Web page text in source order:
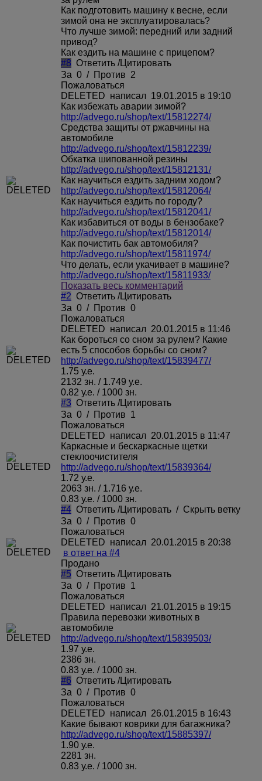
Как подготовить машину к весне, если
зимой она не эксплуатировалась?
Что лучше зимой: передний или задний
привод?
Как ездить на машине с прицепом?
#8 Ответить /Цитировать
За 0 / Против 2
Пожаловаться
DELETED написал 19.01.2015 в 19:10
Как избежать аварии зимой?
http://advego.ru/shop/text/15812274/
Средства защиты от ржавчины на
автомобиле
http://advego.ru/shop/text/15812239/
Обкатка шипованной резины
http://advego.ru/shop/text/15812131/
Как научиться ездить задним ходом?
http://advego.ru/shop/text/15812064/
Как научиться ездить по городу?
http://advego.ru/shop/text/15812041/
Как избавиться от воды в бензобаке?
http://advego.ru/shop/text/15812014/
Как почистить бак автомобиля?
http://advego.ru/shop/text/15811974/
Что делать, если укачивает в машине?
http://advego.ru/shop/text/15811933/
Показать весь комментарий
#2 Ответить /Цитировать
За 0 / Против 0
Пожаловаться
DELETED написал 20.01.2015 в 11:46
Как бороться со сном за рулем? Какие
есть 5 способов борьбы со сном?
http://advego.ru/shop/text/15839477/
1.75 у.е.
2132 зн. / 1.749 у.е.
0.82 у.е. / 1000 зн.
#3 Ответить /Цитировать
За 0 / Против 1
Пожаловаться
DELETED написал 20.01.2015 в 11:47
Каркасные и бескаркасные щетки
стеклоочистителя
http://advego.ru/shop/text/15839364/
1.72 у.е.
2063 зн. / 1.716 у.е.
0.83 у.е. / 1000 зн.
#4 Ответить /Цитировать / Скрыть ветку
За 0 / Против 0
Пожаловаться
DELETED написал 20.01.2015 в 20:38
в ответ на #4
Продано
#5 Ответить /Цитировать
За 0 / Против 1
Пожаловаться
DELETED написал 21.01.2015 в 19:15
Правила перевозки животных в
автомобиле
http://advego.ru/shop/text/15839503/
1.97 у.е.
2386 зн.
0.83 у.е. / 1000 зн.
#6 Ответить /Цитировать
За 0 / Против 0
Пожаловаться
DELETED написал 26.01.2015 в 16:43
Какие бывают коврики для багажника?
http://advego.ru/shop/text/15885397/
1.90 у.е.
2281 зн.
0.83 у.е. / 1000 зн.